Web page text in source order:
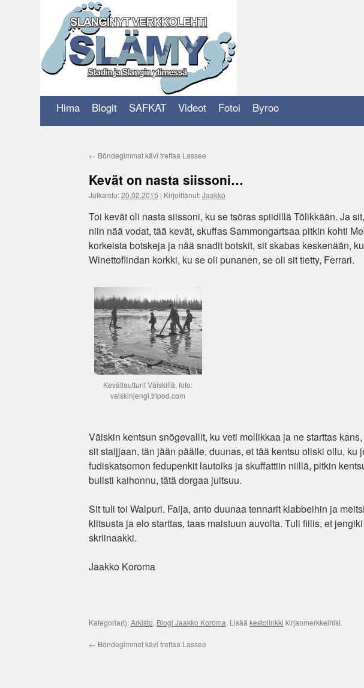
Hima Blogit SAFKAT Videot Fotoi Byroo
← Böndegimmat kävi treffaa Lassee
Kevät on nasta siissoni…
Julkaistu:20.02.2015 | Kirjoittanut:Jaakko
Toi kevät oli nasta siissoni, ku se tsöras spiidillä Tölikkään. Ja
niin nää vodat, tää kevät, skuffas Sammongartsaa pitkin kohti
korkeista botskeja ja nää snadit botskit, sit skabas keskenään,
Winettoflindan korkki, ku se oli punanen, se oli sit tietty, Ferrari.
Kevätlautturit Väiskillä, foto:
vaiskinjengi.tripod.com
Väiskin kentsun snögevallit, ku veti mollikkaa ja ne starttas
sit staijjaan, tän jään päälle, duunas, et tää kentsu oliski ollu, ku
fudiskatsomon fedupenkit lautoiks ja skuffattiin niillä, pitkin
bulisti kaihonnu, tätä dorgaa juitsuu.
Sit tuli toi Walpuri. Faija, anto duunaa tennarit klabbeihin ja
klitsusta ja elo starttas, taas maistuun auvolta. Tuli fiilis, et
skriinaakki.
Jaakko Koroma
Kategoria(t):Arkisto, Blogi Jaakko Koroma. Lisää kestolinkki kirjanmerkkeihisi.
← Böndegimmat kävi treffaa Lassee